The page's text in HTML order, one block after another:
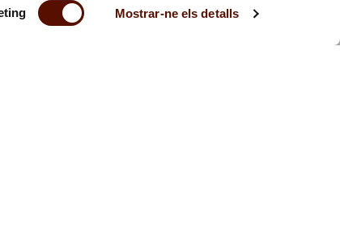
Mostrar-ne els detalls